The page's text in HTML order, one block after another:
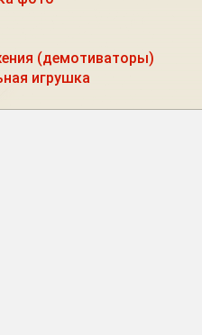
(демотиваторы)
игрушка